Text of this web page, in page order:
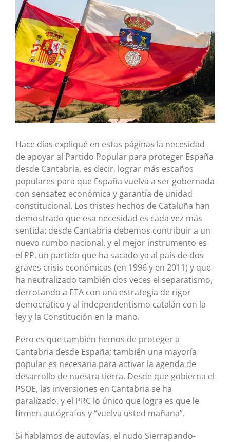
grande
Hace días expliqué en estas páginas la necesidad
de apoyar al Partido Popular para proteger España
desde Cantabria, es decir, lograr más escaños
populares para que España vuelva a ser gobernada
con sensatez económica y garantía de unidad
constitucional. Los tristes hechos de Cataluña han
demostrado que esa necesidad es cada vez más
sentida: desde Cantabria debemos contribuir a un
nuevo rumbo nacional, y el mejor instrumento es
el PP, un partido que ha sacado ya al país de dos
graves crisis económicas (en 1996 y en 2011) y que
ha neutralizado también dos veces el separatismo,
derrotando a ETA con una estrategia de rigor
democrático y al independentismo catalán con la
ley y la Constitución en la mano.
Pero es que también hemos de proteger a
Cantabria desde España; también una mayoría
popular es necesaria para activar la agenda de
desarrollo de nuestra tierra. Desde que gobierna el
PSOE, las inversiones en Cantabria se ha
paralizado, y el PRC lo único que logra es que le
firmen autógrafos y “vuelva usted mañana”.
Si hablamos de autovías, el nudo Sierrapando-